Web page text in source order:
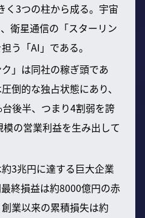
く3つの柱から成る。宇宙
衛星通信の「スターリン
う「AI」である。
」は同社の稼ぎ頭であ
倒的な独占状態にあり、
後半、つまり4割弱を誇
模の営業利益を生み出して
3兆円に達する巨大企業
終損益は約8000億円の赤
業以来の累積損失は約